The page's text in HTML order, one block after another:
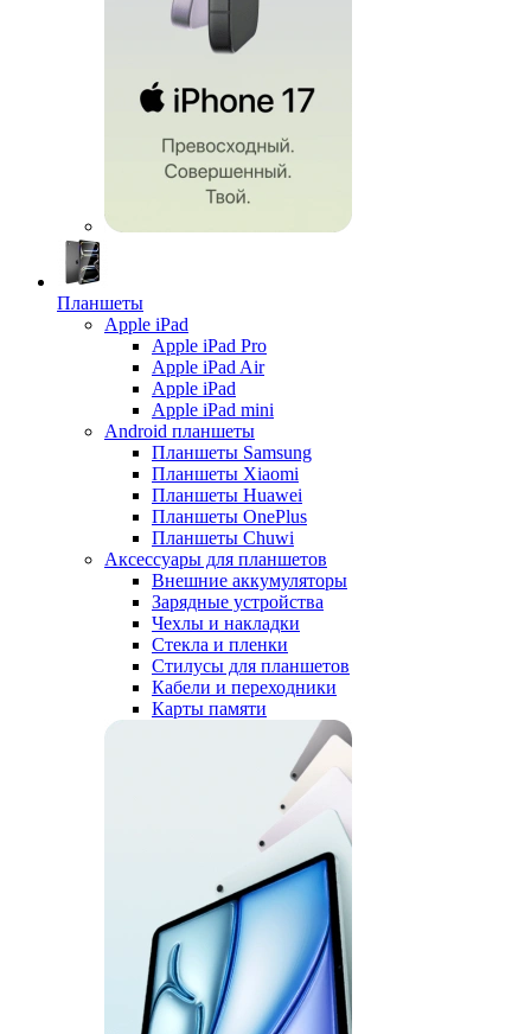
Планшеты
Apple iPad
Apple iPad Pro
Apple iPad Air
Apple iPad
Apple iPad mini
Android планшеты
Планшеты Samsung
Планшеты Xiaomi
Планшеты Huawei
Планшеты OnePlus
Планшеты Chuwi
Аксессуары для планшетов
Внешние аккумуляторы
Зарядные устройства
Чехлы и накладки
Стекла и пленки
Стилусы для планшетов
Кабели и переходники
Карты памяти